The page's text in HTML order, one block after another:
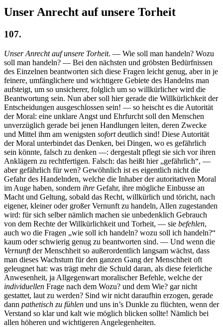
Unser Anrecht auf unsere Torheit
107.
Unser Anrecht auf unsere Torheit. — Wie soll man handeln? Wozu
soll man handeln? — Bei den nächsten und gröbsten Bedürfnissen
des Einzelnen beantworten sich diese Fragen leicht genug, aber in je
feinere, umfänglichere und wichtigere Gebiete des Handelns man
aufsteigt, um so unsicherer, folglich um so willkürlicher wird die
Beantwortung sein. Nun aber soll hier gerade die Willkürlichkeit der
Entscheidungen ausgeschlossen sein! — so heischt es die Autorität
der Moral: eine unklare Angst und Ehrfurcht soll den Menschen
unverzüglich gerade bei jenen Handlungen leiten, deren Zwecke
und Mittel ihm am wenigsten sofortdeutlich sind! Diese Autorität
der Moral unterbindet das Denken, bei Dingen, wo es gefährlich
sein könnte, falsch zu denken —: dergestalt pflegt sie sich vor ihren
Anklägern zu rechtfertigen. Falsch: das heißt hier „gefährlich“, —
aber gefährlich für wen? Gewöhnlich ist es eigentlich nicht die
Gefahr des Handelnden, welche die Inhaber der autoritativen Moral
im Auge haben, sondern ihre Gefahr, ihre mögliche Einbusse an
Macht und Geltung, sobald das Recht, willkürlich und töricht, nach
eigener, kleiner oder großer Vernunft zu handeln, Allen zugestanden
wird: für sich selber nämlich machen sie unbedenklich Gebrauch
von dem Rechte der Willkürlichkeit und Torheit, — sie befehlen,
auch wo die Fragen „wie soll ich handeln? wozu soll ich handeln?“
kaum oder schwierig genug zu beantworten sind. — Und wenn die
Vernunftder Menschheit so außerordentlich langsam wächst, dass
man dieses Wachstum für den ganzen Gang der Menschheit oft
geleugnet hat: was trägt mehr die Schuld daran, als diese feierliche
Anwesenheit, ja Allgegenwart moralischer Befehle, welche der
individuellen Frage nach dem Wozu? und dem Wie? gar nicht
gestattet, laut zu werden? Sind wir nicht daraufhin erzogen, gerade
dann pathetisch zu fühlen und uns in’s Dunkle zu flüchten, wenn der
Verstand so klar und kalt wie möglich blicken sollte! Nämlich bei
allen höheren und wichtigeren Angelegenheiten.